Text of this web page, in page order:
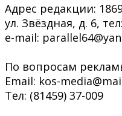
Адрес редакции:
ул. Звёздная, д. 6,
e-mail:
По вопросам
Email: kos-
Тел: (81459) 37-009